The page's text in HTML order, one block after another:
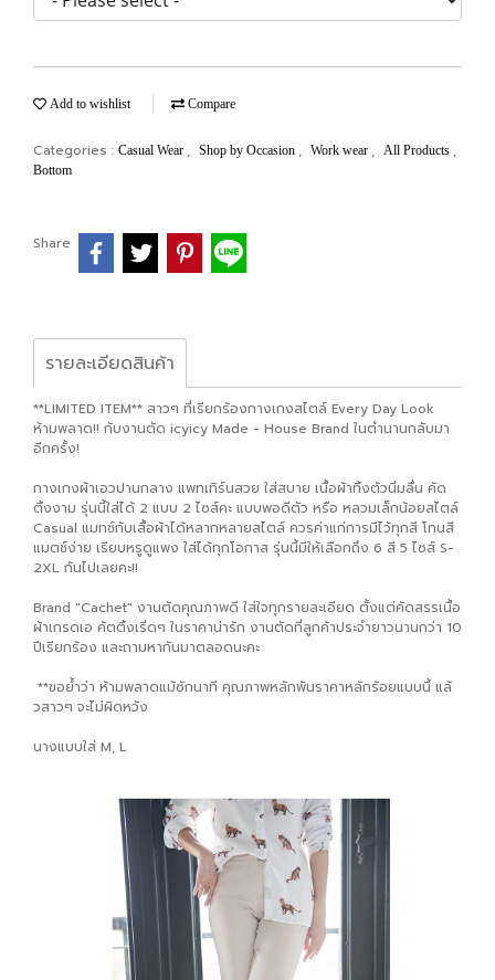
Add to wishlist Compare
Categories : Casual Wear , Shop by Occasion , Work wear , All Products ,
Bottom
Share
รายละเอียดสินค้า
**LIMITED ITEM** สาวๆ ที่เรียกร้องกางเกงสไตล์ Every Day Look
ห้ามพลาด!! กับงานตัด icyicy Made - House Brand ในตำนานกลับมา
อีกครั้ง!
กางเกงผ้าเอวปานกลาง แพทเทิร์นสวย ใส่สบาย เนื้อผ้าทิ้งตัวนิ่มลื่น คัด
ติ้งงาม รุ่นนี้ใส่ได้ 2 แบบ 2 ไซส์คะ แบบพอดีตัว หรือ หลวมเล็กน้อยสไตล์
Casual แมทช์กับเสื้อผ้าได้หลากหลายสไตล์ ควรค่าแก่การมีไว้ทุกสี โทนสี
แมตช์ง่าย เรียบหรูดูแพง ใส่ได้ทุกโอกาส รุ่นนี้มีให้เลือกถึง 6 สี 5 ไซส์ S-
2XL กันไปเลยคะ!!
Brand "Cachet" งานตัดคุณภาพดี ใส่ใจทุกรายละเอียด ตั้งแต่คัดสรรเนื้อ
ผ้าเกรดเอ คัตติ้งเริ่ดๆ ในราคาน่ารัก งานตัดที่ลูกค้าประจำยาวนานกว่า 10
ปีเรียกร้อง และถามหากันมาตลอดนะคะ
**ขอย้ำว่า ห้ามพลาดแม้ซักนาที คุณภาพหลักพันราคาหลักร้อยแบบนี้ แล้
วสาวๆ จะไม่ผิดหวัง
นางแบบใส่ M, L